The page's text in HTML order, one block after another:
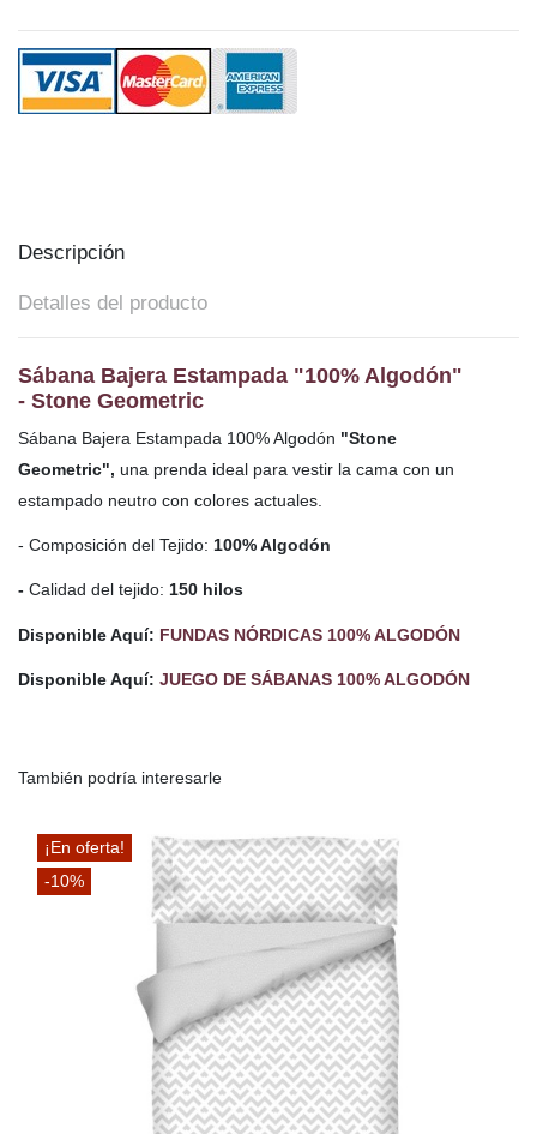
Descripción
Detalles del producto
Sábana Bajera Estampada "100% Algodón"
- Stone Geometric
Sábana Bajera Estampada 100% Algodón "Stone
Geometric", una prenda ideal para vestir la cama con un
estampado neutro con colores actuales.
- Composición del Tejido: 100% Algodón
- Calidad del tejido: 150 hilos
Disponible Aquí: FUNDAS NÓRDICAS 100% ALGODÓN
Disponible Aquí: JUEGO DE SÁBANAS 100% ALGODÓN
También podría interesarle
¡En oferta!
-10%